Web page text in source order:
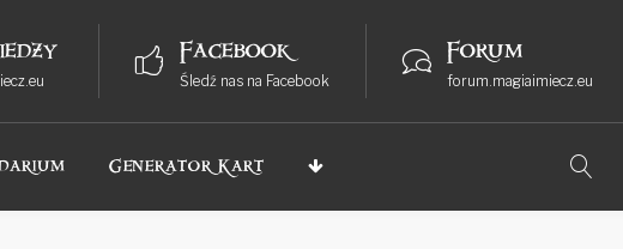
Facebook
Śledź nas na Facebook
Forum
forum.magiaimiecz.eu
Generator Kart